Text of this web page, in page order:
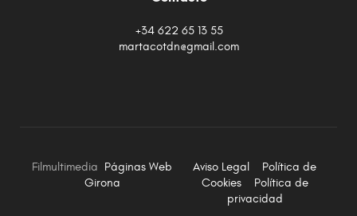
+34 622 65 13 55
martacotdn@gmail.com
Filmultimedia Páginas Web
Girona
Aviso Legal
Política de
Cookies
Política de
privacidad